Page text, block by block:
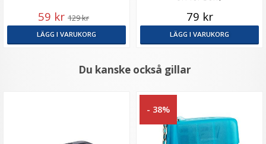
59 kr 129 kr
LÄGG I VARUKORG
79 kr
LÄGG I VARUKORG
Du kanske också gillar
- 38%